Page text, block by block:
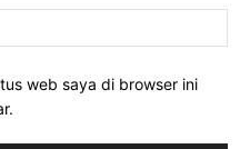
web saya di browser ini